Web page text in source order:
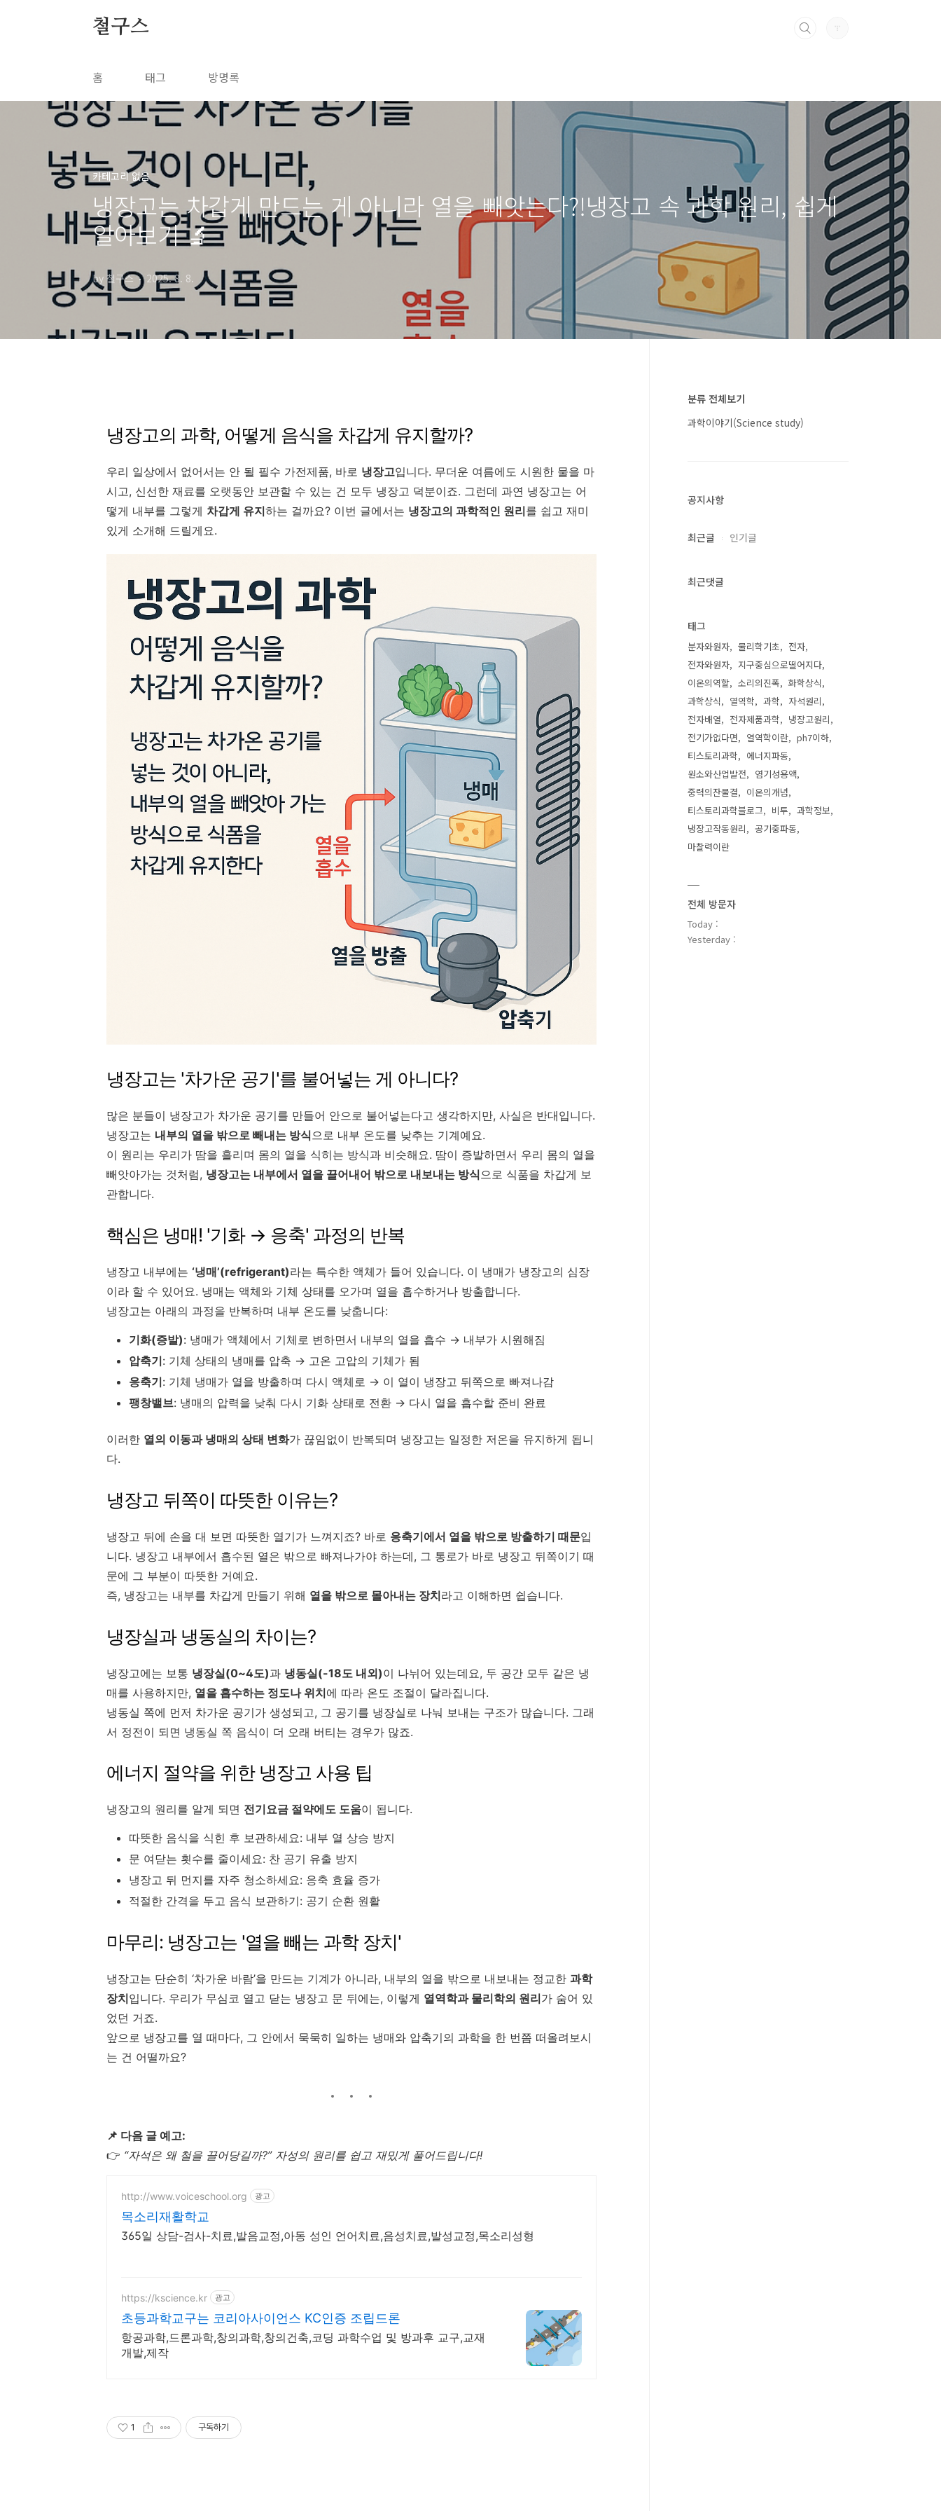
철구스
홈 태그 방명록
카테고리 없음
냉장고는 차갑게 만드는 게 아니라 열을 빼앗는다?!냉장고 속 과학 원리, 쉽게
알아보기 🔬
by 철구스 2025. 8. 8.
냉장고의 과학, 어떻게 음식을 차갑게 유지할까?
우리 일상에서 없어서는 안 될 필수 가전제품, 바로 냉장고입니다. 무더운 여름에도 시원한 물을 마
시고, 신선한 재료를 오랫동안 보관할 수 있는 건 모두 냉장고 덕분이죠. 그런데 과연 냉장고는 어
떻게 내부를 그렇게 차갑게 유지하는 걸까요? 이번 글에서는 냉장고의 과학적인 원리를 쉽고 재미
있게 소개해 드릴게요.
냉장고는 '차가운 공기'를 불어넣는 게 아니다?
많은 분들이 냉장고가 차가운 공기를 만들어 안으로 불어넣는다고 생각하지만, 사실은 반대입니다.
냉장고는 내부의 열을 밖으로 빼내는 방식으로 내부 온도를 낮추는 기계예요.
이 원리는 우리가 땀을 흘리며 몸의 열을 식히는 방식과 비슷해요. 땀이 증발하면서 우리 몸의 열을
빼앗아가는 것처럼, 냉장고는 내부에서 열을 끌어내어 밖으로 내보내는 방식으로 식품을 차갑게 보
관합니다.
핵심은 냉매! '기화 → 응축' 과정의 반복
냉장고 내부에는 ‘냉매’(refrigerant)라는 특수한 액체가 들어 있습니다. 이 냉매가 냉장고의 심장
이라 할 수 있어요. 냉매는 액체와 기체 상태를 오가며 열을 흡수하거나 방출합니다.
냉장고는 아래의 과정을 반복하며 내부 온도를 낮춥니다:
기화(증발): 냉매가 액체에서 기체로 변하면서 내부의 열을 흡수 → 내부가 시원해짐
압축기: 기체 상태의 냉매를 압축 → 고온 고압의 기체가 됨
응축기: 기체 냉매가 열을 방출하며 다시 액체로 → 이 열이 냉장고 뒤쪽으로 빠져나감
팽창밸브: 냉매의 압력을 낮춰 다시 기화 상태로 전환 → 다시 열을 흡수할 준비 완료
이러한 열의 이동과 냉매의 상태 변화가 끊임없이 반복되며 냉장고는 일정한 저온을 유지하게 됩니
다.
냉장고 뒤쪽이 따뜻한 이유는?
냉장고 뒤에 손을 대 보면 따뜻한 열기가 느껴지죠? 바로 응축기에서 열을 밖으로 방출하기 때문입
니다. 냉장고 내부에서 흡수된 열은 밖으로 빠져나가야 하는데, 그 통로가 바로 냉장고 뒤쪽이기 때
문에 그 부분이 따뜻한 거예요.
즉, 냉장고는 내부를 차갑게 만들기 위해 열을 밖으로 몰아내는 장치라고 이해하면 쉽습니다.
냉장실과 냉동실의 차이는?
냉장고에는 보통 냉장실(0~4도)과 냉동실(-18도 내외)이 나뉘어 있는데요, 두 공간 모두 같은 냉
매를 사용하지만, 열을 흡수하는 정도나 위치에 따라 온도 조절이 달라집니다.
냉동실 쪽에 먼저 차가운 공기가 생성되고, 그 공기를 냉장실로 나눠 보내는 구조가 많습니다. 그래
서 정전이 되면 냉동실 쪽 음식이 더 오래 버티는 경우가 많죠.
에너지 절약을 위한 냉장고 사용 팁
냉장고의 원리를 알게 되면 전기요금 절약에도 도움이 됩니다.
따뜻한 음식을 식힌 후 보관하세요: 내부 열 상승 방지
문 여닫는 횟수를 줄이세요: 찬 공기 유출 방지
냉장고 뒤 먼지를 자주 청소하세요: 응축 효율 증가
적절한 간격을 두고 음식 보관하기: 공기 순환 원활
마무리: 냉장고는 '열을 빼는 과학 장치'
냉장고는 단순히 ‘차가운 바람’을 만드는 기계가 아니라, 내부의 열을 밖으로 내보내는 정교한 과학
장치입니다. 우리가 무심코 열고 닫는 냉장고 문 뒤에는, 이렇게 열역학과 물리학의 원리가 숨어 있
었던 거죠.
앞으로 냉장고를 열 때마다, 그 안에서 묵묵히 일하는 냉매와 압축기의 과학을 한 번쯤 떠올려보시
는 건 어떨까요?
📌 다음 글 예고:
👉 “자석은 왜 철을 끌어당길까?” 자성의 원리를 쉽고 재밌게 풀어드립니다!
http://www.voiceschool.org 광고
목소리재활학교
365일 상담-검사-치료,발음교정,아동 성인 언어치료,음성치료,발성교정,목소리성형
https://kscience.kr 광고
초등과학교구는 코리아사이언스 KC인증 조립드론
항공과학,드론과학,창의과학,창의건축,코딩 과학수업 및 방과후 교구,교재
개발,제작
1 구독하기
분류 전체보기
과학이야기(Science study)
공지사항
최근글 인기글
최근댓글
태그
분자와원자 물리학기초
전자
전자와원자
지구중심으로떨어지다
이온의역할
소리의진폭
화학상식
과학상식
열역학 과학
자석원리
전자배열
전자제품과학
냉장고원리
전기가없다면
열역학이란
ph7이하
티스토리과학
에너지파동
원소와산업발전
염기성용액
중력의잔물결
이온의개념
티스토리과학블로그
비투
과학정보
냉장고작동원리
공기중파동
마찰력이란
전체 방문자
Today :
Yesterday :